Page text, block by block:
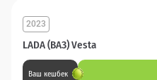
LADA (ВАЗ) Vesta
2023
Ваш кешбек